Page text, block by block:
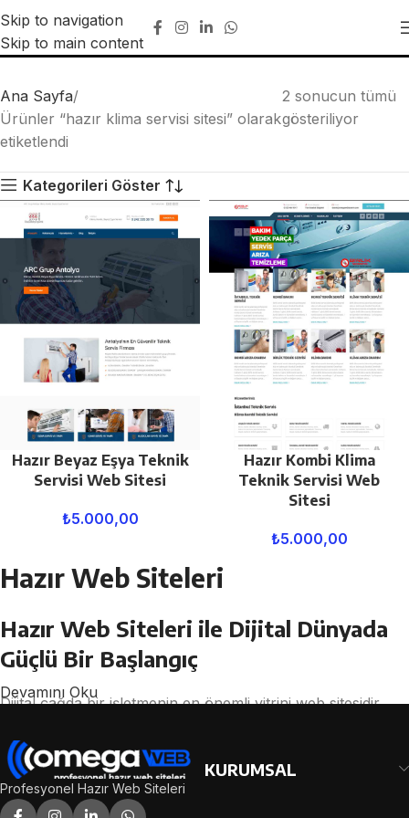
Skip to navigation
Skip to main content
hazır klima servisi sitesi
Ana Sayfa
Ürünler “hazır klima servisi sitesi” olarak
etiketlendi
2 sonucun tümü
gösteriliyor
Kategorileri Göster
Hazır Beyaz Eşya Teknik
Servisi Web Sitesi
₺5.000,00
Hazır Kombi Klima
Teknik Servisi Web
Sitesi
₺5.000,00
Hazır Web Siteleri
Hazır Web Siteleri ile Dijital Dünyada
Güçlü Bir Başlangıç
Dijital çağda bir işletmenin en önemli vitrini web sitesidir.
ilk izlenimi genellikle internet üzerinden edinir. Bu noktada
profesyonel, hızlı ve SEO uyumlu bir web sitesine sahip
olmak büyük avantaj sağlar.
Devamını Oku
Profesyonel Hazır Web Siteleri
KURUMSAL